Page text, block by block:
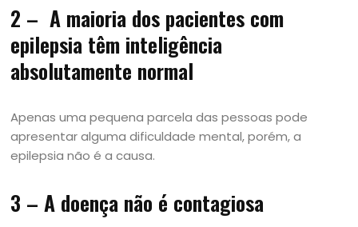
2 – A maioria dos pacientes com
epilepsia têm inteligência
absolutamente normal
Apenas uma pequena parcela das pessoas pode
apresentar alguma dificuldade mental, porém, a
epilepsia não é a causa.
3 – A doença não é contagiosa